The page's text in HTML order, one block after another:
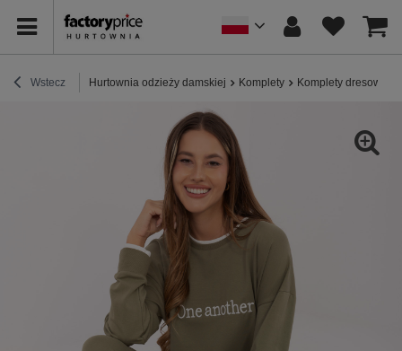
Wstecz Hurtownia odzieży damskiej Komplety Komplety dresowe